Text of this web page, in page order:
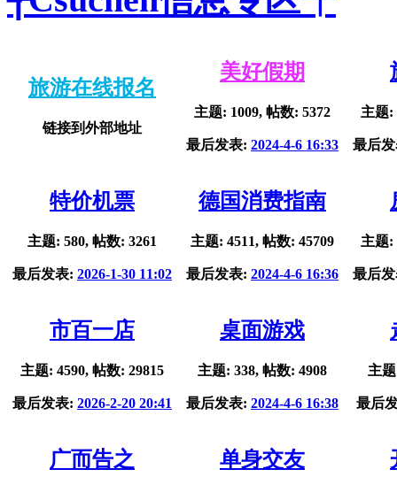
旅游在线报名
链接到外部地址
美好假期
主题: 1009, 帖数: 5372
最后发表: 2024-4-6 16:33
主题:
最后
特价机票
主题: 580, 帖数: 3261
最后发表: 2026-1-30 11:02
德国消费指南
主题: 4511, 帖数: 45709
最后发表: 2024-4-6 16:36
主题:
最后
市百一店
主题: 4590, 帖数: 29815
最后发表: 2026-2-20 20:41
桌面游戏
主题: 338, 帖数: 4908
最后发表: 2024-4-6 16:38
主
最后
广而告之 单身交友